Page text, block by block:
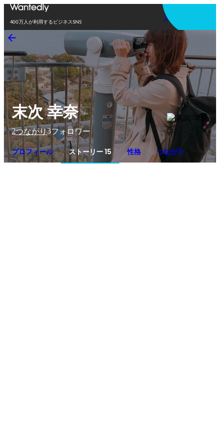
400万人が利用するビジネスSNS
アプリを使う
末次 幸奈
2つながり3フォロワー
プロフィール ストーリー 15 性格 つながり